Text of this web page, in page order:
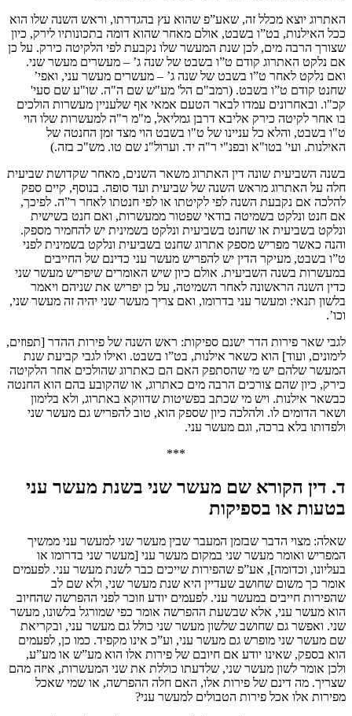
האתרוג יוצא מכלל זה, שאע”פ שהוא עץ בהגדרתו, וראש השנה שלו הוא
ככל האילנות, בט”ו בשבט, אולם מאחר שהוא דומה בתכונותיו לירק, כיון
שצורך הרבה מים, לכן שנת המעשר שלו נקבעת לפי הלקיטה כירק. על כן
אם נלקט האתרוג קודם ט”ו בשבט של שנה ג’ – מעשרים מעשר שני.
ואם נלקט לאחר ט”ו בשבט של שנה ג’ – מעשרים מעשר עני, ואפי’
שחנט קודם ט”ו בשבט. (רמב"ם הל' מע"ש שם ה"ה. שו"ע שם סעי'
קכ"ו. ובאחרונים עמדו לבאר הטעם אמאי אף שלעניין מעשרות הולכים
בו אחר לקיטה כירק אליבא דרבן גמליאל, מ"מ ר"ה למעשרות שלו הוי
ט"ו בשבט, והלא כל עניינו של ט"ו בשבט הוי מצד זמן החנטה של
האילנות. ועי' בטו"א ובפנ"י ר"ה יד. וערול"נ שם טו. מש"כ בזה.)
בשנה השביעית שונה דין האתרוג משאר השנים, מאחר שקדושת שביעית
חלה על האתרוג מראש השנה של שביעית ועד סופה. בנוסף, קיים ספק
להלכה אם נקבעת השנה לפי לקיטתו או לפי חנטתו לאחר ר”ה. לפיכך,
אם חנט ונלקט בשמיטה בודאי שפטור ממעשרות, ואם חנט בשישית
ונלקט בשביעית או שחנט בשביעית ונלקט בשמינית יש להחמיר מספק.
והנה כאשר מפריש מספק אתרוג שחנט בשביעית ונלקט בשמינית לפני
ט”ו בשבט, מעיקר הדין יש להפריש מעשר עני כדינם של החייבים
במעשרות בשנה השביעית. אולם כיון שיש האומרים שיפריש מעשר שני
כדין השנה הראשונה לאחר השמיטה, על כן יפריש את שניהם ויאמר
בלשון תנאי: ומעשר עני בדרומו, ואם צריך מעשר שני יהיה זה מעשר שני,
וכו’.
לגבי שאר פירות הדר ישנם ספיקות: ראש השנה של פירות ההדר [תפוזים,
לימונים, ועוד] הוא כשאר אילנות, בט”ו בשבט. ואילו לגבי קביעת שנת
המעשר שלהם יש מי שהסתפק האם הם כאתרוג שהולכים אחר הלקיטה
כירק, כיון שהם צורכים הרבה מים כאתרוג, או שהקובע בהם הוא החנטה
כבשאר אילנות. ויש מי שכתב בפשיטות שדווקא באתרוג, ולא בלימון
ושאר הדומים לו. ולהלכה כיון שספק הוא, טוב להפריש גם מעשר שני
ולפדותו בלא ברכה, וגם מעשר עני.
***
ד. דין הקורא שם מעשר שני בשנת מעשר עני
בטעות או בספיקות
שאלה: מצוי הדבר שבזמן המעבר שבין מעשר שני למעשר עני ממשיך
המפריש ואומר מעשר שני במקום מעשר עני [מעשר שני בדרומו או
בעליונו, וכדומה], אע”פ שהפירות שייכים כבר לשנת מעשר עני. לפעמים
אומר כך משום שחושב שעדיין היא שנת מעשר שני, ולא שם לב
שהפירות חייבים במעשר עני. לפעמים יודע וזוכר לפני ההפרשה שהחיוב
הוא מעשר עני, אלא שבשעת ההפרשה אומר כפי שמורגל בלשונו, מעשר
שני. ואפשר גם שחושב שלשון מעשר שני כולל גם מעשר עני, ובקריאת
שם מעשר שני מופרש גם מעשר עני, וע”כ אינו מקפיד. כמו כן, לפעמים
הוא בספק, שאינו יודע אם חיובם של פירות אלו הוא מע”ש או מע”ע,
ולכן אומר לשון מעשר שני, שלדעתו כוללת את שני המעשרות, איזה מהם
שצריך. מה דינם של פירות אלו, האם חלה ההפרשה, או שמי שאכל
מפירות אלו אכל פירות הטבולים למעשר עני?